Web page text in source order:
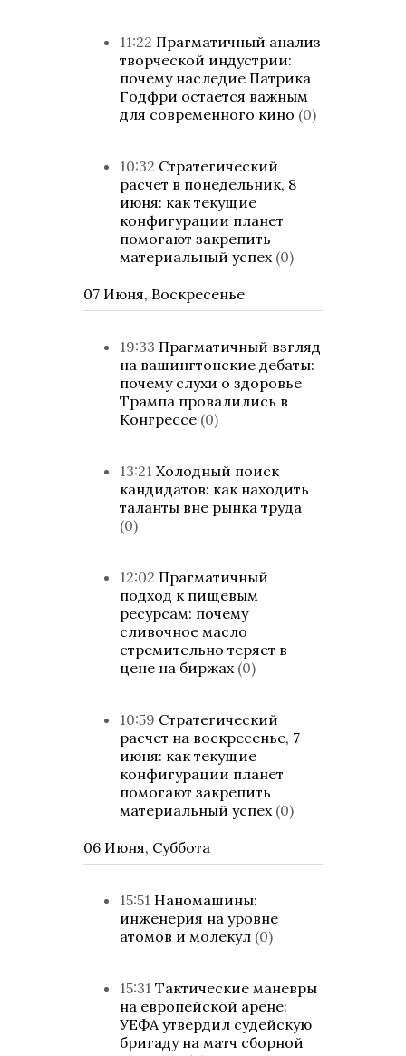
11:22 Прагматичный анализ
творческой индустрии:
почему наследие Патрика
Годфри остается важным
для современного кино (0)
10:32 Стратегический
расчет в понедельник, 8
июня: как текущие
конфигурации планет
помогают закрепить
материальный успех (0)
07 Июня, Воскресенье
19:33 Прагматичный взгляд
на вашингтонские дебаты:
почему слухи о здоровье
Трампа провалились в
Конгрессе (0)
13:21 Холодный поиск
кандидатов: как находить
таланты вне рынка труда
(0)
12:02 Прагматичный
подход к пищевым
ресурсам: почему
сливочное масло
стремительно теряет в
цене на биржах (0)
10:59 Стратегический
расчет на воскресенье, 7
июня: как текущие
конфигурации планет
помогают закрепить
материальный успех (0)
06 Июня, Суббота
15:51 Наномашины:
инженерия на уровне
атомов и молекул (0)
15:31 Тактические маневры
на европейской арене:
УЕФА утвердил судейскую
бригаду на матч сборной